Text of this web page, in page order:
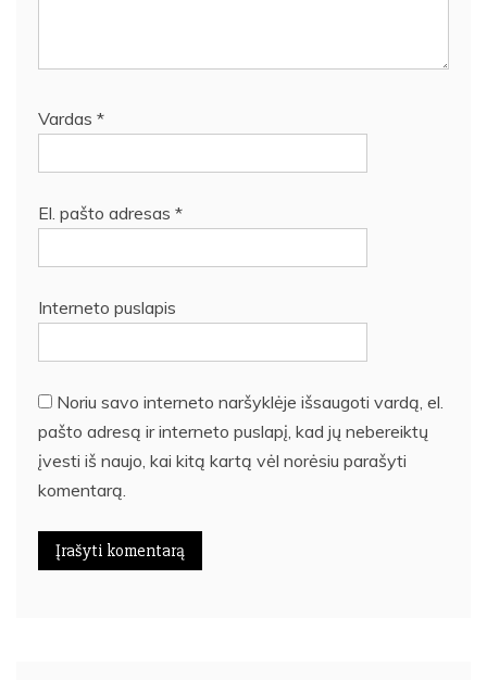
Vardas *
El. pašto adresas *
Interneto puslapis
Noriu savo interneto naršyklėje išsaugoti vardą, el.
pašto adresą ir interneto puslapį, kad jų nebereiktų
įvesti iš naujo, kai kitą kartą vėl norėsiu parašyti
komentarą.